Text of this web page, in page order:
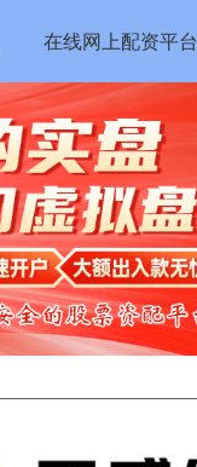
在线网上配资平台